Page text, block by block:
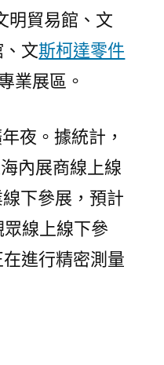
明貿易館、文
、文斯柯達零件
業展區。
夜。據統計，
內展商線上線
下參展，預計
線上線下參
進行精密測量